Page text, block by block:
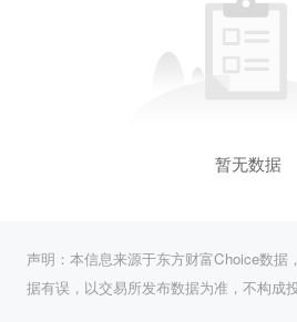
暂无数据
声明：本信息来源于东方财富Choice数据
据有误，以交易所发布数据为准，不构成投